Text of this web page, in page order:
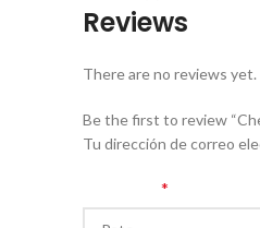
Reviews
There are no reviews yet.
Be the first to review
Tu dirección de correo
*